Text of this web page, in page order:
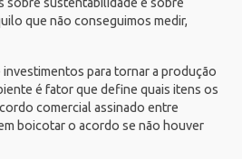
que não conseguimos medir,
para tornar a produção
é fator que define quais itens os
comercial assinado entre
boicotar o acordo se não houver